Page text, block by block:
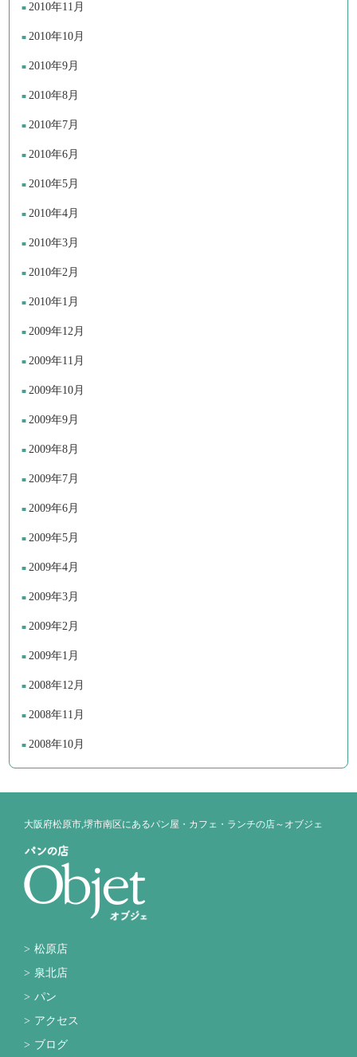
2010年11月
2010年10月
2010年9月
2010年8月
2010年7月
2010年6月
2010年5月
2010年4月
2010年3月
2010年2月
2010年1月
2009年12月
2009年11月
2009年10月
2009年9月
2009年8月
2009年7月
2009年6月
2009年5月
2009年4月
2009年3月
2009年2月
2009年1月
2008年12月
2008年11月
2008年10月
大阪府松原市,堺市南区にあるパン屋・カフェ・ランチの店～オブジェ
松原店
泉北店
パン
アクセス
ブログ